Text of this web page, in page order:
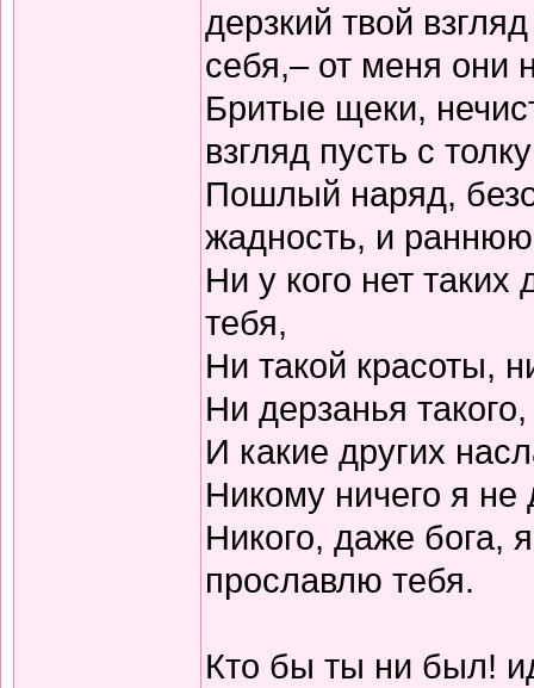
дерзкий твой
себя,– от меня они
Бритые щеки,
взгляд пусть с
Пошлый наряд,
жадность, и
Ни у кого нет
тебя,
Ни такой красоты,
Ни дерзанья
И какие других
Никому ничего я
Никого, даже бога,
прославлю тебя.
Кто бы ты ни был!